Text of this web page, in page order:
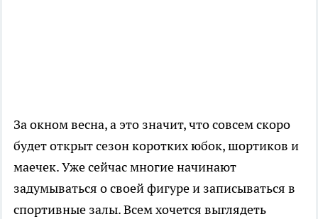
За окном весна, а это значит, что совсем скоро
будет открыт сезон коротких юбок, шортиков и
маечек. Уже сейчас многие начинают
задумываться о своей фигуре и записываться в
спортивные залы. Всем хочется выглядеть